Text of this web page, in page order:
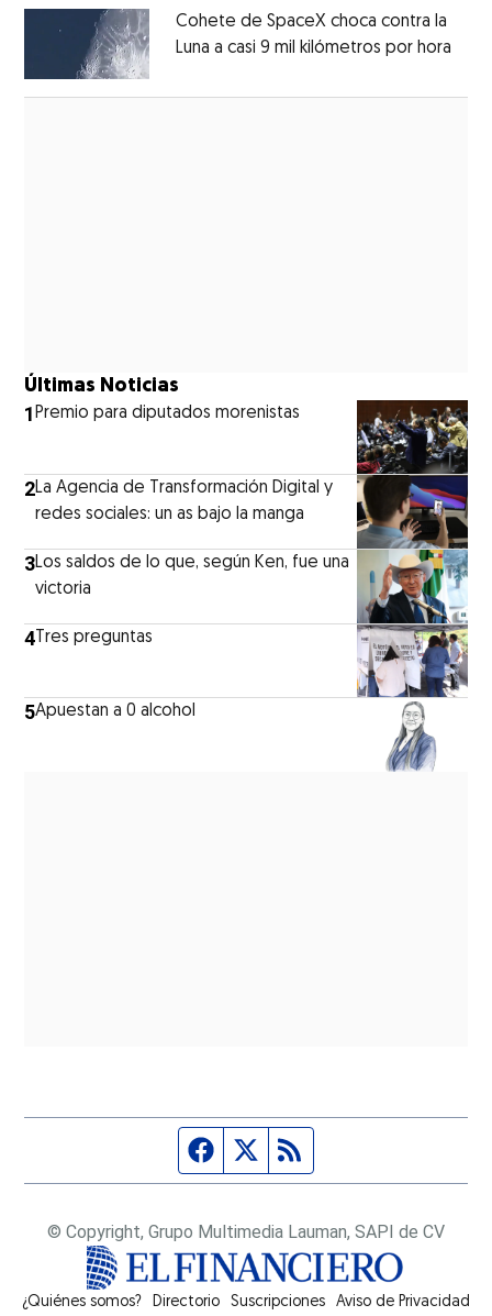
Cohete de SpaceX choca contra la
Luna a casi 9 mil kilómetros por hora
Últimas Noticias
1Premio para diputados morenistas
2La Agencia de Transformación Digital y
redes sociales: un as bajo la manga
3Los saldos de lo que, según Ken, fue una
victoria
4Tres preguntas
5Apuestan a 0 alcohol
Página de Facebook
Fuente Twitter
© Copyright, Grupo Multimedia Lauman, SAPI de CV
¿Quiénes somos? Directorio Suscripciones Opens in new window
Aviso de Privacidad